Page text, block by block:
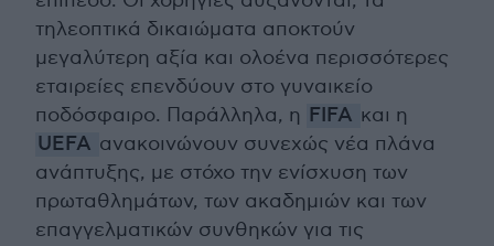
τηλεοπτικά δικαιώματα αποκτούν
μεγαλύτερη αξία και ολοένα περισσότερες
εταιρείες επενδύουν στο γυναικείο
ποδόσφαιρο. Παράλληλα, η FIFA και η
UEFA ανακοινώνουν συνεχώς νέα πλάνα
ανάπτυξης, με στόχο την ενίσχυση των
πρωταθλημάτων, των ακαδημιών και των
επαγγελματικών συνθηκών για τις